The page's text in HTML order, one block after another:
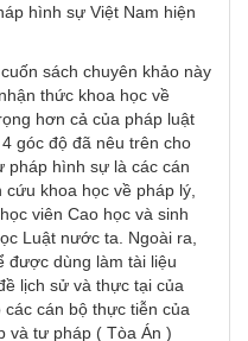
hình sự Việt Nam hiện
sách chuyên khảo này
thức khoa học về
hơn cả của pháp luật
góc độ đã nêu trên cho
pháp hình sự là các cán
khoa học về pháp lý,
viên Cao học và sinh
Luật nước ta. Ngoài ra,
được dùng làm tài liệu
lịch sử và thực tại của
cán bộ thực tiễn của
và tư pháp ( Tòa Án )